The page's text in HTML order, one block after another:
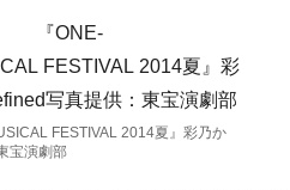
FESTIVAL 2014夏』彩乃か
宝演劇部